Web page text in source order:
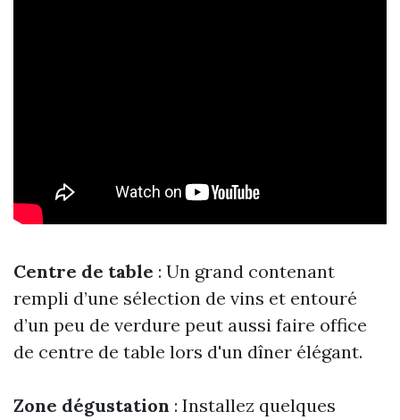
Centre de table : Un grand contenant
rempli d’une sélection de vins et entouré
d’un peu de verdure peut aussi faire office
de centre de table lors d'un dîner élégant.
Zone dégustation : Installez quelques